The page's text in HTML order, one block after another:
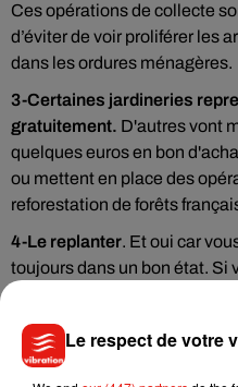
Ces opérations de collecte
d’éviter de voir proliférer les
dans les ordures ménagères.
3-Certaines jardineries
gratuitement. D'autres vont
quelques euros en bon
ou mettent en place des
reforestation de forêts
4-Le replanter. Et oui car
toujours dans un bon état. Si
pot, en motte ou en
espace suffisant, vous
votre jardin. Attention à ne
immédiatement. Cela
Le respect de votre